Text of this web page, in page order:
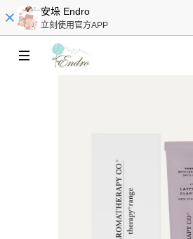
安垛 Endro
立刻使用官方APP